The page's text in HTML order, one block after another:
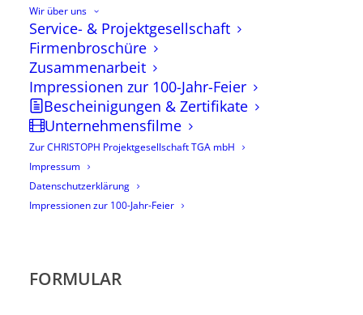
Wir über uns
Service- & Projektgesellschaft
Firmenbroschüre
Zusammenarbeit
Impressionen zur 100-Jahr-Feier
Bescheinigungen & Zertifikate
Unternehmensfilme
Zur CHRISTOPH Projektgesellschaft TGA mbH
Impressum
Datenschutzerklärung
Impressionen zur 100-Jahr-Feier
Formular
Trinkwasserhygiene
FORMULAR